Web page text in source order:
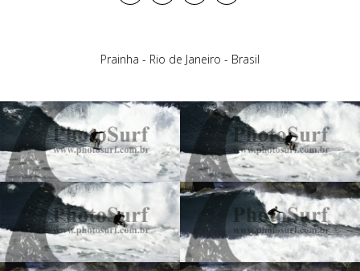
Prainha - Rio de Janeiro - Brasil